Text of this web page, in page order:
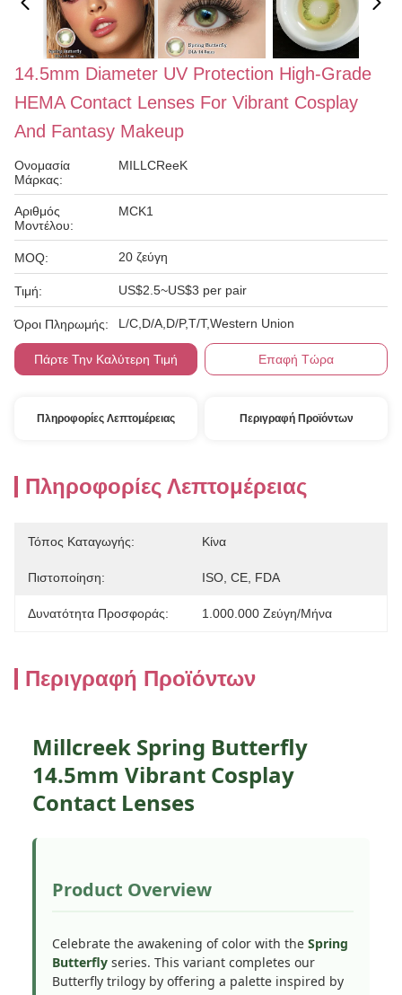
14.5mm Diameter UV Protection High-Grade
HEMA Contact Lenses For Vibrant Cosplay
And Fantasy Makeup
Ονομασία
Μάρκας:
MILLCReeK
Αριθμός
Μοντέλου:
MCK1
MOQ: 20 ζεύγη
Τιμή: US$2.5~US$3 per pair
Όροι Πληρωμής: L/C,D/A,D/P,T/T,Western Union
Πάρτε Την Καλύτερη Τιμή Επαφή Τώρα
Πληροφορίες Λεπτομέρειας Περιγραφή Προϊόντων
Πληροφορίες Λεπτομέρειας
Τόπος Καταγωγής: Κίνα
Πιστοποίηση: ISO, CE, FDA
Δυνατότητα Προσφοράς: 1.000.000 Ζεύγη/μήνα
Περιγραφή Προϊόντων
Millcreek Spring Butterfly
14.5mm Vibrant Cosplay
Contact Lenses
Product Overview
Celebrate the awakening of color with the Spring
Butterfly series. This variant completes our
Butterfly trilogy by offering a palette inspired by